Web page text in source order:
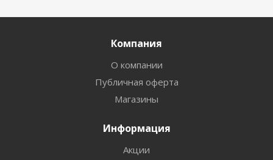
Компания
О компании
Публичная оферта
Магазины
Информация
Акции